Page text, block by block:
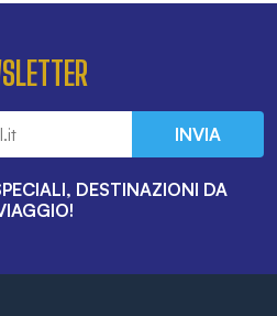
INVIA
DESTINAZIONI DA